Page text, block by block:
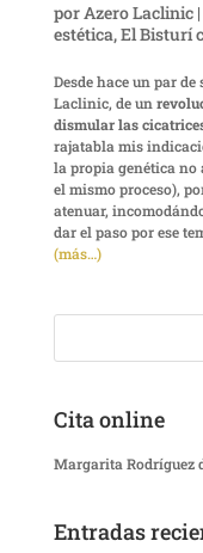
porAzero Laclinic|
estética,El Bisturí
Desde hace un par
Laclinic, de un
dismular las
rajatabla mis
la propia genética no
el mismo proceso),
atenuar,
dar el paso por ese
(más…)
Cita online
Margarita Rodríguez
Entradas